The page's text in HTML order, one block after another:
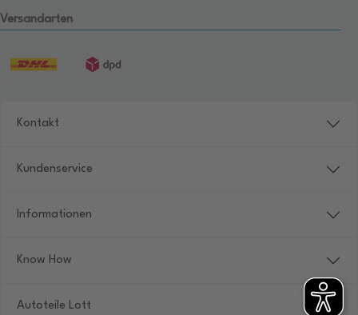
Versandarten
Kontakt
Kundenservice
Informationen
Know How
Autoteile Lott